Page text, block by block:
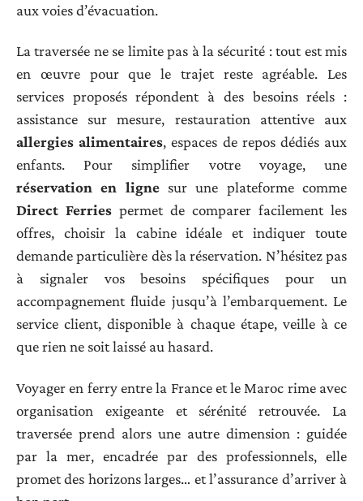
aux voies d’évacuation.
La traversée ne se limite pas à la sécurité : tout est mis
en œuvre pour que le trajet reste agréable. Les
services proposés répondent à des besoins réels :
assistance sur mesure, restauration attentive aux
allergies alimentaires, espaces de repos dédiés aux
enfants. Pour simplifier votre voyage, une
réservation en lignesur une plateforme comme
Direct Ferries permet de comparer facilement les
offres, choisir la cabine idéale et indiquer toute
demande particulière dès la réservation. N’hésitez pas
à signaler vos besoins spécifiques pour un
accompagnement fluide jusqu’à l’embarquement. Le
service client, disponible à chaque étape, veille à ce
que rien ne soit laissé au hasard.
Voyager en ferry entre la France et le Maroc rime avec
organisation exigeante et sérénité retrouvée. La
traversée prend alors une autre dimension : guidée
par la mer, encadrée par des professionnels, elle
promet des horizons larges… et l’assurance d’arriver à